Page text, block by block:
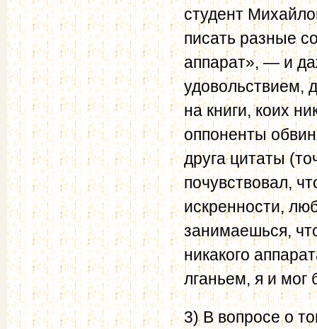
студент
писать разные
аппарат», — и
удовольствием,
на книги, коих
оппоненты
друга цитаты
почувствовал,
искренности,
занимаешься,
никакого
лганьем, я и мог
3) В вопросе о